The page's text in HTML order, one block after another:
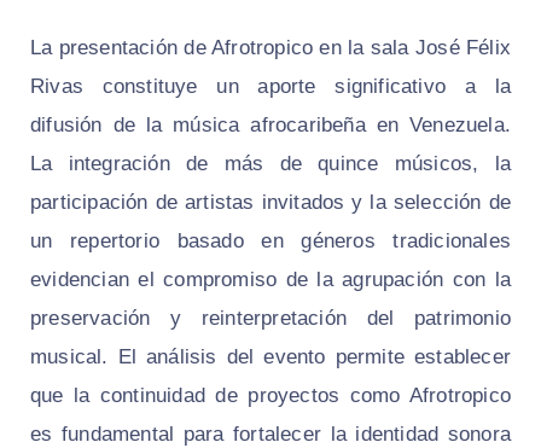
La presentación de Afrotropico en la sala José Félix
Rivas constituye un aporte significativo a la
difusión de la música afrocaribeña en Venezuela.
La integración de más de quince músicos, la
participación de artistas invitados y la selección de
un repertorio basado en géneros tradicionales
evidencian el compromiso de la agrupación con la
preservación y reinterpretación del patrimonio
musical. El análisis del evento permite establecer
que la continuidad de proyectos como Afrotropico
es fundamental para fortalecer la identidad sonora